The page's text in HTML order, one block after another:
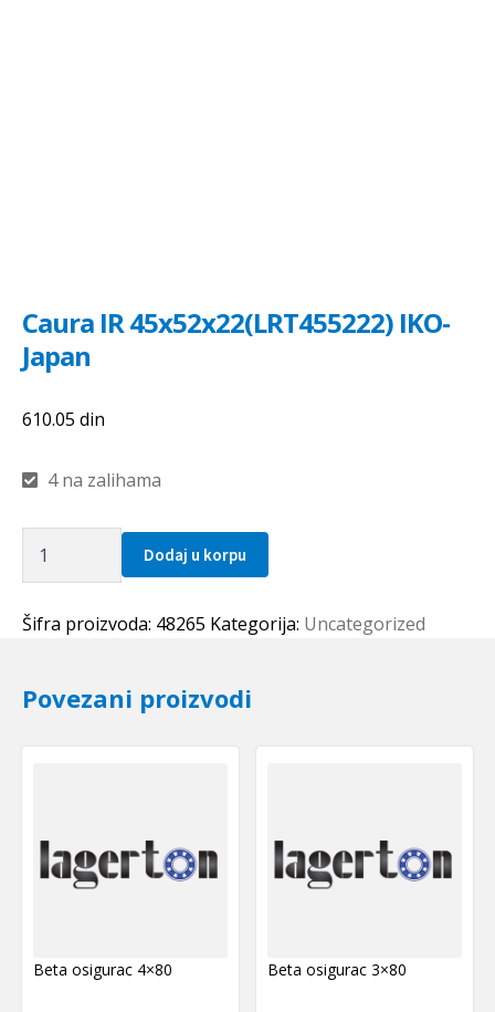
Caura IR 45x52x22(LRT455222) IKO-
Japan
610.05 din
4 na zalihama
IKO-
Dodaj u korpu
Šifra proizvoda: 48265 Kategorija: Uncategorized
Povezani proizvodi
Beta osigurac 4×80 Beta osigurac 3×80